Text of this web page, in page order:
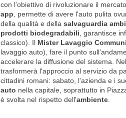
con l'obiettivo di rivoluzionare il
app , permette di avere l'auto pulita
della qualità e della salvaguardia
prodotti biodegradabili , garantisce
classico). Il Mister Lavaggio
lavaggio auto), fare il punto
accelerare la diffusione del sistema.
trasformerà l'approccio al servizio da
cittadini romani: sabato, l'azienda e i
auto nella capitale, soprattutto in
è svolta nel rispetto dell'ambiente